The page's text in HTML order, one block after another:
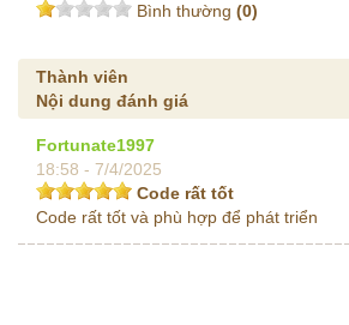
Bình thường (0)
Thành viên
Nội dung đánh giá
Fortunate1997
18:58 - 7/4/2025
Code rất tốt
Code rất tốt và phù hợp để phát triển